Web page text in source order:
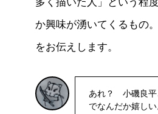
か興味が湧いてくるもの
をお伝えします。
あれ？ 小磯良平
でなんだか嬉しい